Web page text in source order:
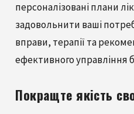
персоналізовані плани
задовольнити ваші
вправи, терапії та
ефективного управління
Покращте якість